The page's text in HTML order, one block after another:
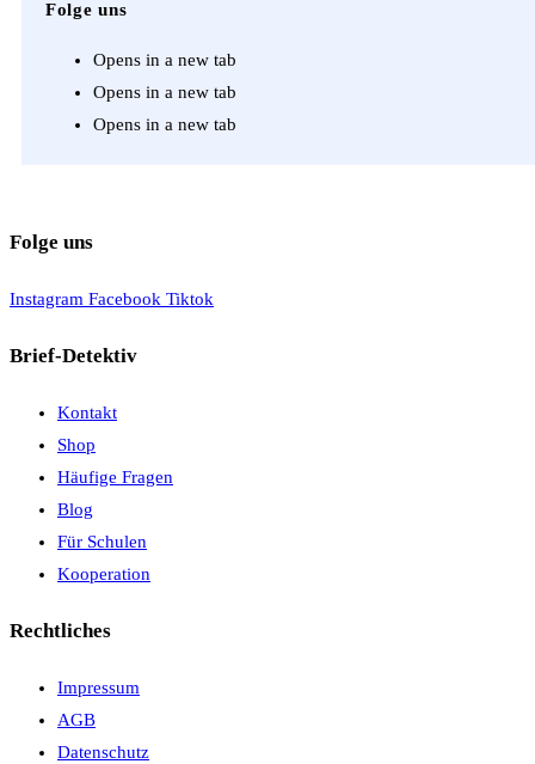
Folge uns
Opens in a new tab
Opens in a new tab
Opens in a new tab
Folge uns
Instagram Facebook Tiktok
Brief-Detektiv
Kontakt
Shop
Häufige Fragen
Blog
Für Schulen
Kooperation
Rechtliches
Impressum
AGB
Datenschutz